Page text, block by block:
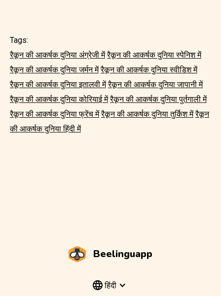
Tags:
रैकून की आकर्षक दुनिया अंग्रेजी में रैकून की आकर्षक दुनिया स्पेनिश में
रैकून की आकर्षक दुनिया जर्मन में रैकून की आकर्षक दुनिया स्वीडिश में
रैकून की आकर्षक दुनिया इतालवी में रैकून की आकर्षक दुनिया जापानी में
रैकून की आकर्षक दुनिया कोरियाई में रैकून की आकर्षक दुनिया पुर्तगाली में
रैकून की आकर्षक दुनिया फ्रेंच में रैकून की आकर्षक दुनिया तुर्किश में रैकून
की आकर्षक दुनिया हिंदी में
Beelinguapp
हिंदी